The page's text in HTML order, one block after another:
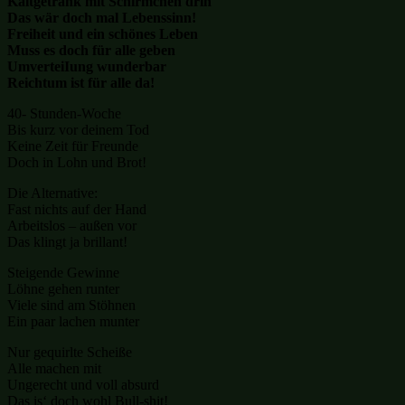
Das wär doch mal Lebenssinn!
Freiheit und ein schönes Leben
Muss es doch für alle geben
UmverteiIung wunderbar
Reichtum ist für alle da!
40- Stunden-Woche
Bis kurz vor deinem Tod
Keine Zeit für Freunde
Doch in Lohn und Brot!
Die Alternative:
Fast nichts auf der Hand
Arbeitslos – außen vor
Das klingt ja brillant!
Steigende Gewinne
Löhne gehen runter
Viele sind am Stöhnen
Ein paar lachen munter
Nur gequirlte Scheiße
Alle machen mit
Ungerecht und voll absurd
Das is‘ doch wohl Bull-shit!